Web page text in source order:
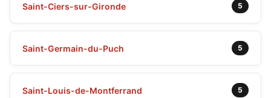
Saint-Ciers-sur-Gironde 5
Saint-Germain-du-Puch 5
Saint-Louis-de-Montferrand 5